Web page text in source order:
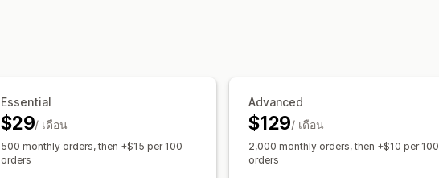
นำเข้าและส่งออก
การเรียงซ้อนส่วนลด การทำงานอัตโนมัติ
การวิเคราะห์
Essential
$29/ เดือน
500 monthly orders, then +$15 per 100
orders
Advanced
$129/ เดือน
2,000 monthly orders, then +$10 per 100
orders